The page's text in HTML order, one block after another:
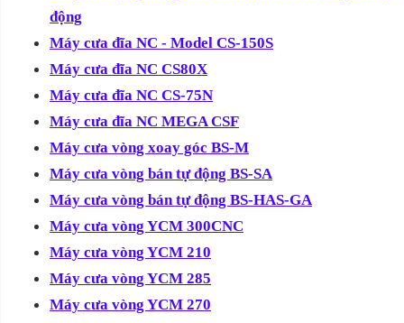
động
Máy cưa đĩa NC - Model CS-150S
Máy cưa đĩa NC CS80X
Máy cưa đĩa NC CS-75N
Máy cưa đĩa NC MEGA CSF
Máy cưa vòng xoay góc BS-M
Máy cưa vòng bán tự động BS-SA
Máy cưa vòng bán tự động BS-HAS-GA
Máy cưa vòng YCM 300CNC
Máy cưa vòng YCM 210
Máy cưa vòng YCM 285
Máy cưa vòng YCM 270